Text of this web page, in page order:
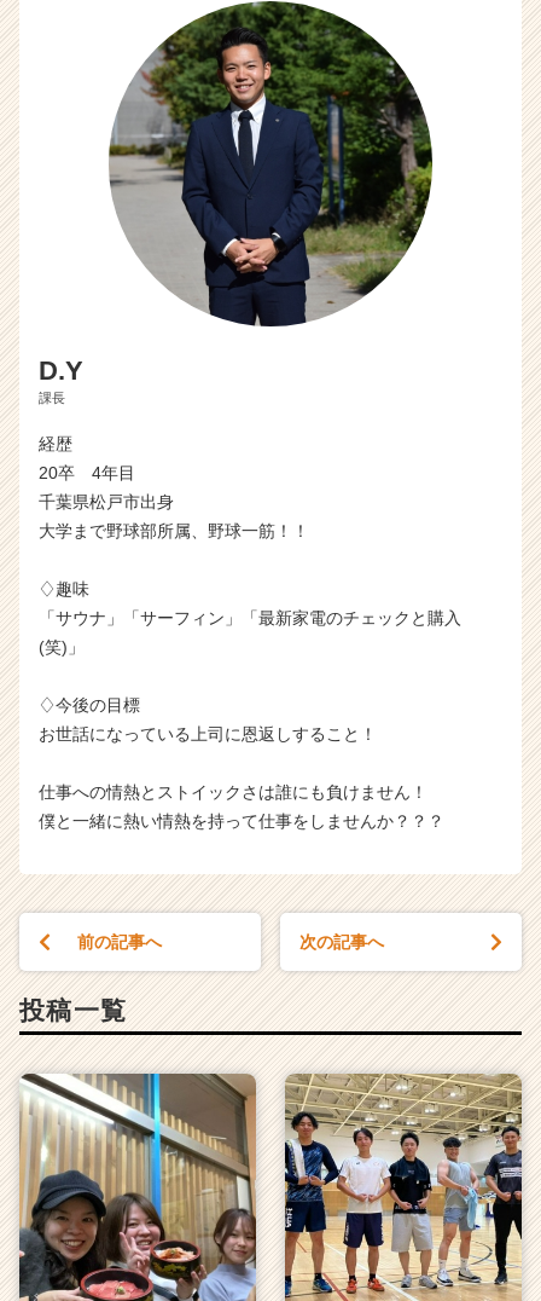
D.Y
課長
経歴
20卒 4年目
千葉県松戸市出身
大学まで野球部所属、野球一筋！！
♢趣味
「サウナ」「サーフィン」「最新家電のチェックと購入
(笑)」
♢今後の目標
お世話になっている上司に恩返しすること！
仕事への情熱とストイックさは誰にも負けません！
僕と一緒に熱い情熱を持って仕事をしませんか？？？
前の記事へ 次の記事へ
投稿一覧